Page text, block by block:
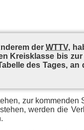
derWTTV,
Kreis­klas­se bis
des Ta­ges,
zur
wer­den die